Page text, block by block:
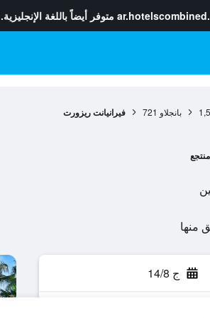
متوفر أيضاً باللغة الإنجليزية.
بانجلاو 721 فيرانيانت ريزورت
منتجع
ج 14/8